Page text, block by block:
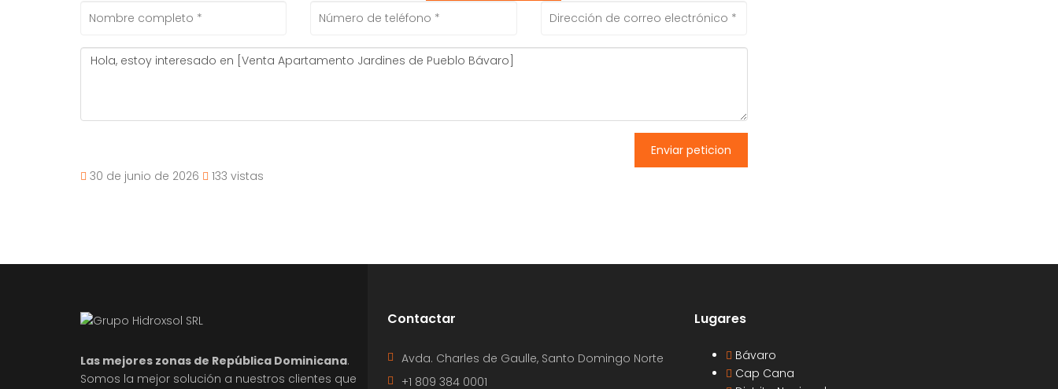
Enviar peticion
30 de junio de 2026
133 vistas
Las mejores zonas de República Dominicana.
Somos la mejor solución a nuestros clientes que
Contactar
Avda. Charles de Gaulle, Santo Domingo Norte
+1 809 384 0001
Lugares
Bávaro
Cap Cana